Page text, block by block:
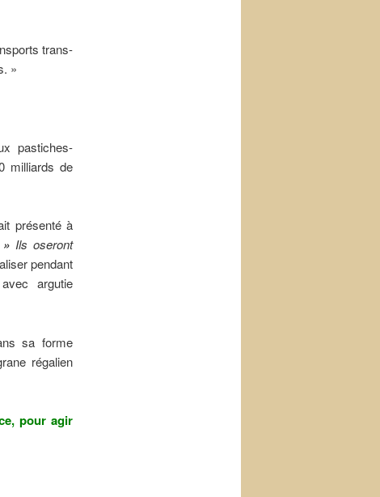
trans-
»
pastiches-
milliards de
présenté à
»Ils oseront
pendant
avec argutie
sa forme
régalien
pour agir